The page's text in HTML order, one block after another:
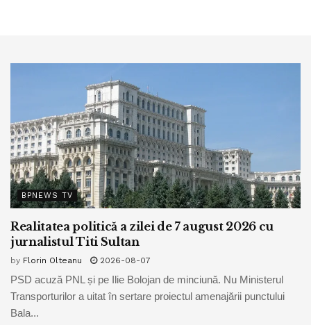
BPNEWS TV
Realitatea politică a zilei de 7 august 2026 cu
jurnalistul Titi Sultan
by Florin Olteanu 2026-08-07
PSD acuză PNL și pe Ilie Bolojan de minciună. Nu Ministerul
Transporturilor a uitat în sertare proiectul amenajării punctului
Bala...